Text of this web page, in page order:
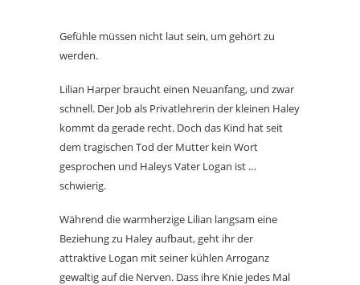
Gefühle müssen nicht laut sein, um gehört zu
werden.
Lilian Harper braucht einen Neuanfang, und zwar
schnell. Der Job als Privatlehrerin der kleinen Haley
kommt da gerade recht. Doch das Kind hat seit
dem tragischen Tod der Mutter kein Wort
gesprochen und Haleys Vater Logan ist …
schwierig.
Während die warmherzige Lilian langsam eine
Beziehung zu Haley aufbaut, geht ihr der
attraktive Logan mit seiner kühlen Arroganz
gewaltig auf die Nerven. Dass ihre Knie jedes Mal